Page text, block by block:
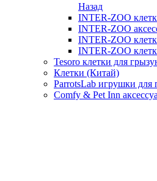
Назад
INTER-ZOO
INTER-ZOO
INTER-ZOO
INTER-ZOO
Tesoro клетки для
Клетки (Китай)
ParrotsLab игрушки для
Comfy & Pet Inn